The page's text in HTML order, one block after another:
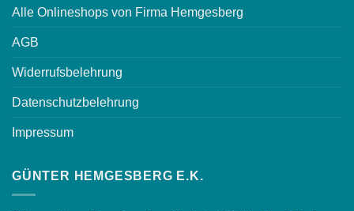
Alle Onlineshops von Firma Hemgesberg
AGB
Widerrufsbelehrung
Datenschutzbelehrung
Impressum
GÜNTER HEMGESBERG E.K.